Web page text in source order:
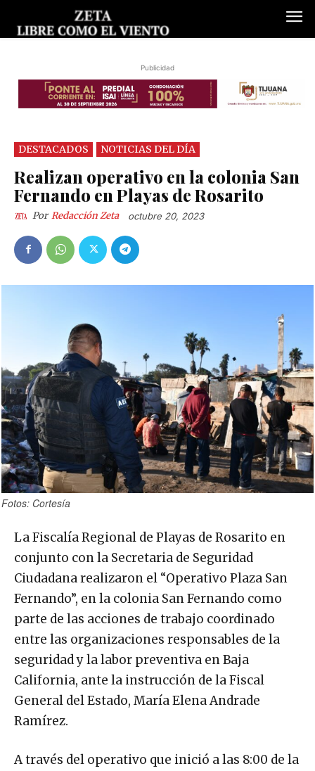
Publicidad
DESTACADOS NOTICIAS DEL DÍA
Realizan operativo en la colonia San
Fernando en Playas de Rosarito
Por Redacción Zeta octubre 20, 2023
Fotos: Cortesía
La Fiscalía Regional de Playas de Rosarito en
conjunto con la Secretaria de Seguridad
Ciudadana realizaron el “Operativo Plaza San
Fernando”, en la colonia San Fernando como
parte de las acciones de trabajo coordinado
entre las organizaciones responsables de la
seguridad y la labor preventiva en Baja
California, ante la instrucción de la Fiscal
General del Estado, María Elena Andrade
Ramírez.
A través del operativo que inició a las 8:00 de la